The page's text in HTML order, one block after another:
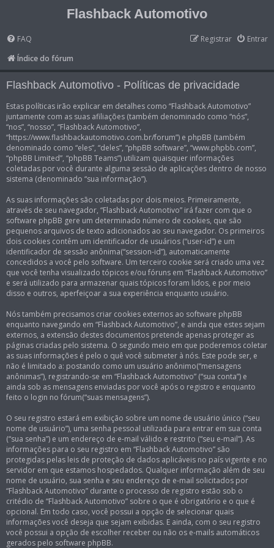
Flashback Automotivo
FAQ Entrar
Registrar
Índice do fórum
Flashback Automotivo - Políticas de privacidade
Estas políticas irão explicar em detalhes como “Flashback Automotivo”
juntamente com as suas afiliações (também denominado como “nós”,
“nos”, “nosso”, “Flashback Automotivo”,
“https://www.flashbackautomotivo.com.br/forum”) e phpBB (também
denominado como “eles”, “deles”, “phpBB software”, “www.phpbb.com”,
“phpBB Limited”, “phpBB Teams”) utilizam quaisquer informações
coletadas por você durante alguma sessão de aplicações dentro de nosso
sistema (denominado “sua informação”).
As suas informações são coletadas por dois meios. Primeiramente,
através de seu navegador, “Flashback Automotivo” irá fazer com que o
software phpBB gere um determinado número de cookies, que são
pequenos arquivos de texto adicionados ao seu navegador. Os primeiros
dois cookies contêm um identificador de usuários (“user-id”) e um
identificador de sessão anônima(“session-id”), automaticamente
concedidos a você pelo software. Um terceiro cookie será criado uma vez
que você tenha visualizado tópicos e/ou fóruns em “Flashback Automotivo”
e será utilizado para armazenar quais tópicos foram lidos, e por meio
disso e outros, aperfeiçoar a sua experiência enquanto usuário.
Nós também precisamos criar cookies externos ao software phpBB
enquanto navegando em “Flashback Automotivo”, e ainda que estes sejam
externos, a extensão destes documentos pretende apenas proteger as
páginas criadas pelo sistema. O segundo meio em que poderemos coletar
as suas informações é pelo o quê você submeter à nós. Este pode ser, e
não é limitado a: postando como um usuário anônimo(“mensagens
anônimas”), registrando-se em “Flashback Automotivo” (“sua conta”) e
ainda sob as mensagens enviadas por você após o registro e enquanto
feito o login no fórum(“suas mensagens”).
O seu registro estará em exibição sobre um nome de usuário único (“seu
nome de usuário”), uma senha pessoal utilizada para entrar em sua conta
(“sua senha”) e um endereço de e-mail válido e restrito (“seu e-mail”). As
informações para o seu registro em “Flashback Automotivo” são
protegidas pelas leis de proteção de dados aplicáveis no país vigente e no
servidor em que estamos hospedados. Qualquer informação além de seu
nome de usuário, sua senha e seu endereço de e-mail solicitados por
“Flashback Automotivo” durante o processo de registro estão sob o
critédio de “Flashback Automotivo” sobre o que é obrigatório e o que é
opcional. Em todo caso, você possui a opção de selecionar quais
informações você deseja que sejam exibidas. E ainda, com o seu registro
você possui a opção de escolher receber ou não os e-mails automáticos
gerados pelo software phpBB.